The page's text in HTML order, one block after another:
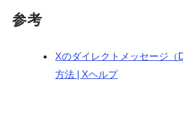
参考
Xのダイレクトメッセージ（
方法 | Xヘルプ